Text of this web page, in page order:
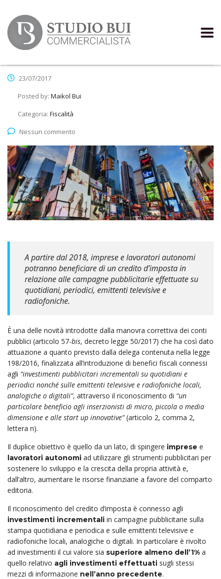
23/07/2017
Posted by: Maikol Bui
Categoria: Fiscalità
Nessun commento
A partire dal 2018, imprese e lavoratori autonomi
potranno beneficiare di un credito d’imposta in
relazione alle campagne pubblicitarie effettuate su
quotidiani, periodici, emittenti televisive e
radiofoniche.
È una delle novità introdotte dalla manovra correttiva dei conti
pubblici (articolo 57-bis, decreto legge 50/2017) che ha così dato
attuazione a quanto previsto dalla delega contenuta nella legge
198/2016, finalizzata all’introduzione di benefici fiscali connessi
agli “investimenti pubblicitari incrementali su quotidiani e
periodici nonché sulle emittenti televisive e radiofoniche locali,
analogiche o digitali”, attraverso il riconoscimento di “un
particolare beneficio agli inserzionisti di micro, piccola o media
dimensione e alle start up innovative”(articolo 2, comma 2,
lettera n).
Il duplice obiettivo è quello da un lato, di spingere imprese e
lavoratori autonomi ad utilizzare gli strumenti pubblicitari per
sostenere lo sviluppo e la crescita della propria attività e,
dall’altro, aumentare le risorse finanziarie a favore del comparto
editoria.
Il riconoscimento del credito d’imposta è connesso agli
investimenti incrementali in campagne pubblicitarie sulla
stampa quotidiana e periodica e sulle emittenti televisive e
radiofoniche locali, analogiche o digitali. In particolare è rivolto
ad investimenti il cui valore sia superiore almeno dell’1% a
quello relativo agli investimenti effettuati sugli stessi
mezzi di informazione nell’anno precedente.